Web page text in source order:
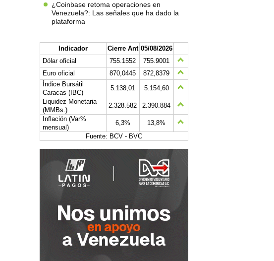
¿Coinbase retoma operaciones en
Venezuela?: Las señales que ha dado la
plataforma
Indicador Cierre Ant 05/08/2026
Dólar oficial
755.1552
755.9001
Euro oficial
870,0445
872,8379
Índice Bursátil
Caracas (IBC)
5.138,01
5.154,60
Liquidez Monetaria
(MMBs.)
2.328.582
2.390.884
Inflación (Var%
mensual)
6,3%
13,8%
Fuente: BCV - BVC